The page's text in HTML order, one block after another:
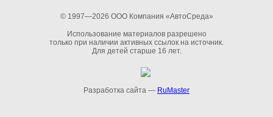
© 1997—2026 ООО Компания «АвтоСреда»
Использование материалов разрешено
только при наличии активных ссылок на источник.
Для детей старше 16 лет.
Разработка сайта — RuMaster